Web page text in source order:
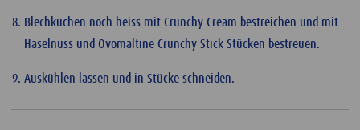
Blechkuchen noch heiss mit Crunchy Cream bestreichen und mit
Haselnuss und Ovomaltine Crunchy Stick Stücken bestreuen.
Auskühlen lassen und in Stücke schneiden.